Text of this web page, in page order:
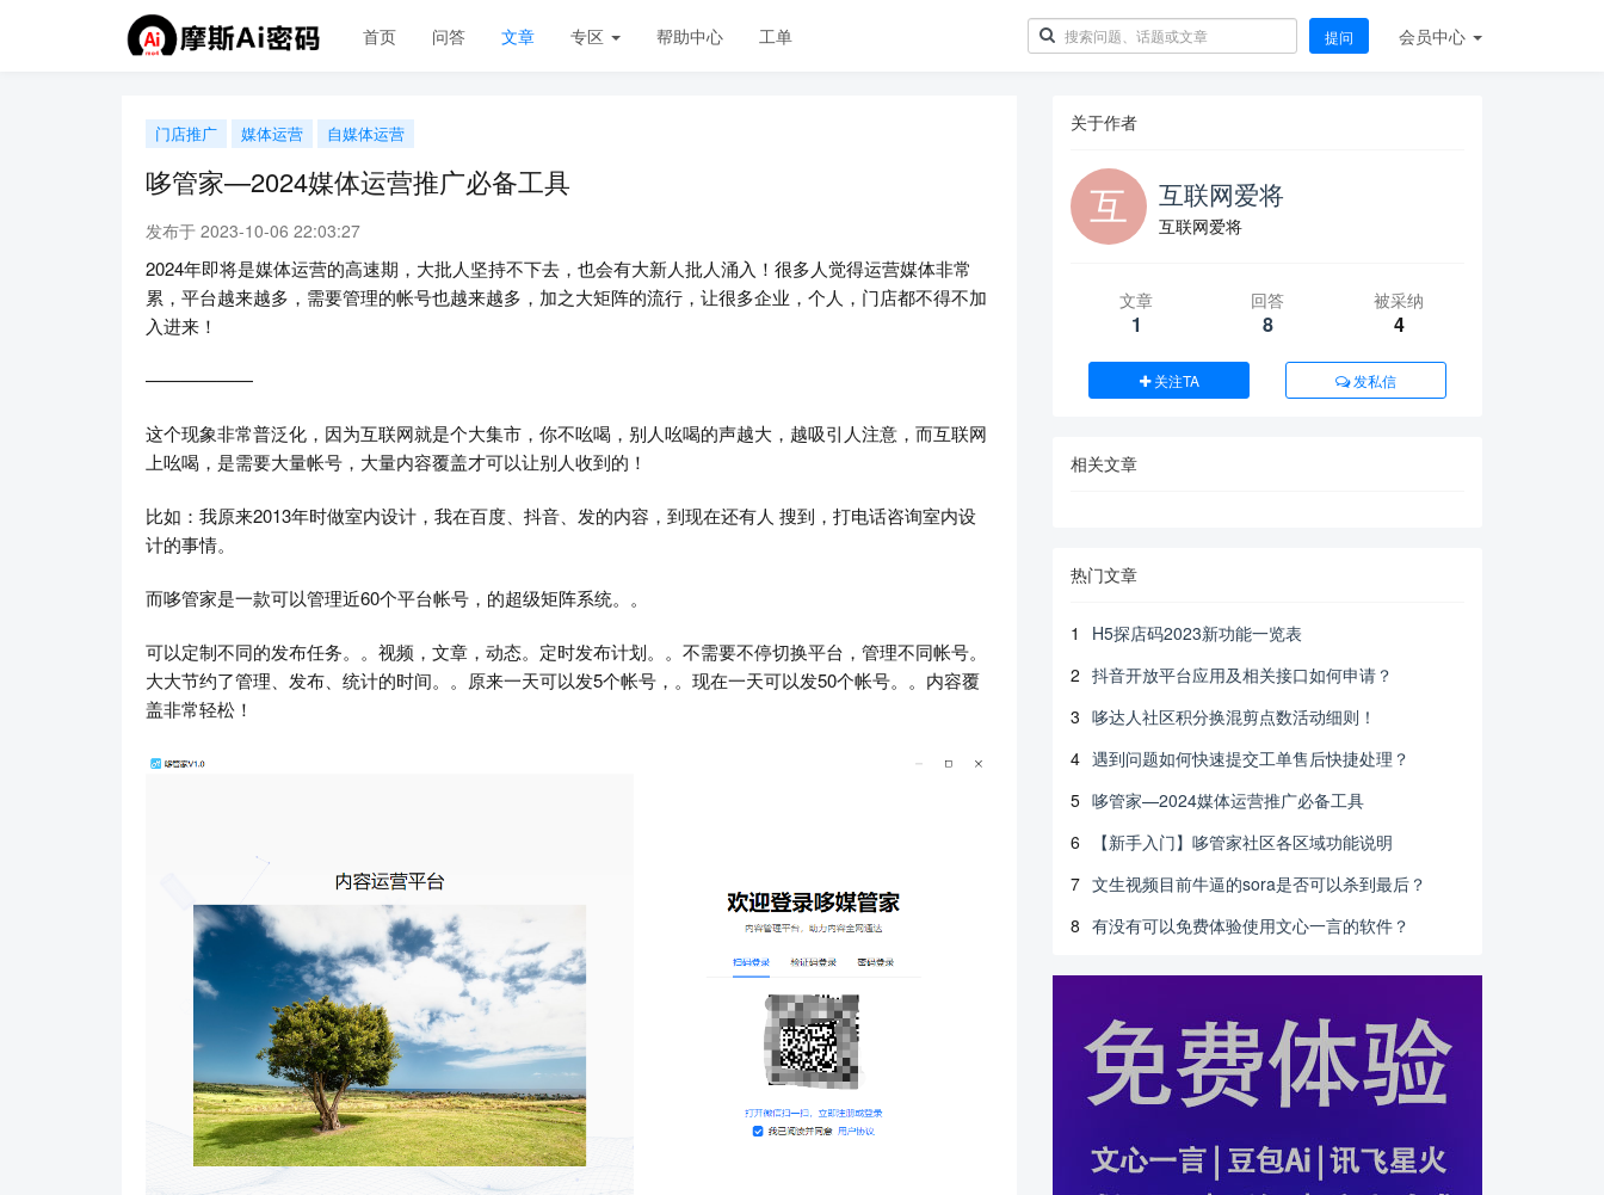
首页 问答 文章 专区 帮助中心 工单 提问 会员中心
门店推广 媒体运营 自媒体运营
哆管家—2024媒体运营推广必备工具
发布于 2023-10-06 22:03:27
2024年即将是媒体运营的高速期，大批人坚持不下去，也会有大新人批人涌入！很多人觉得运营媒体非常
累，平台越来越多，需要管理的帐号也越来越多，加之大矩阵的流行，让很多企业，个人，门店都不得不加
入进来！
——————
这个现象非常普泛化，因为互联网就是个大集市，你不吆喝，别人吆喝的声越大，越吸引人注意，而互联网
上吆喝，是需要大量帐号，大量内容覆盖才可以让别人收到的！
比如：我原来2013年时做室内设计，我在百度、抖音、发的内容，到现在还有人 搜到，打电话咨询室内设
计的事情。
而哆管家是一款可以管理近60个平台帐号，的超级矩阵系统。。
可以定制不同的发布任务。。视频，文章，动态。定时发布计划。。不需要不停切换平台，管理不同帐号。
大大节约了管理、发布、统计的时间。。原来一天可以发5个帐号，。现在一天可以发50个帐号。。内容覆
盖非常轻松！
关于作者
互联网爱将
互联网爱将
文章
1
回答
8
被采纳
4
关注TA 发私信
相关文章
热门文章
1
H5探店码2023新功能一览表
2 抖音开放平台应用及相关接口如何申请？
3 哆达人社区积分换混剪点数活动细则！
4 遇到问题如何快速提交工单售后快捷处理？
5 哆管家—2024媒体运营推广必备工具
6
【新手入门】哆管家社区各区域功能说明
7 文生视频目前牛逼的sora是否可以杀到最后？
8 有没有可以免费体验使用文心一言的软件？